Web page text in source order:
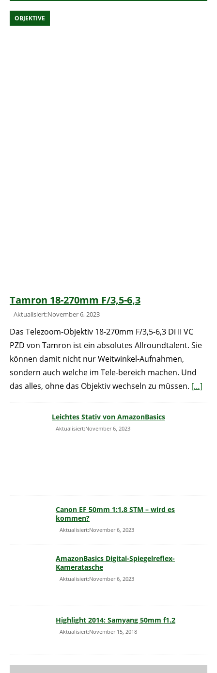
Tamron 18-270mm F/3,5-6,3
OBJEKTIVE
Aktualisiert:November 6, 2023
Das Telezoom-Objektiv 18-270mm F/3,5-6,3 Di II VC
PZD von Tamron ist ein absolutes Allroundtalent. Sie
können damit nicht nur Weitwinkel-Aufnahmen,
sondern auch welche im Tele-bereich machen. Und
das alles, ohne das Objektiv wechseln zu müssen. […]
Leichtes Stativ von AmazonBasics
Aktualisiert:November 6, 2023
Canon EF 50mm 1:1.8 STM – wird es
kommen?
Aktualisiert:November 6, 2023
AmazonBasics Digital-Spiegelreflex-
Kameratasche
Aktualisiert:November 6, 2023
Highlight 2014: Samyang 50mm f1.2
Aktualisiert:November 15, 2018